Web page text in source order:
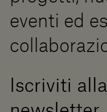
eventi ed
Iscriviti alla